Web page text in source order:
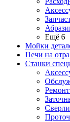
Ещё 6
Мойки
Печи на
Станки
Ремонт